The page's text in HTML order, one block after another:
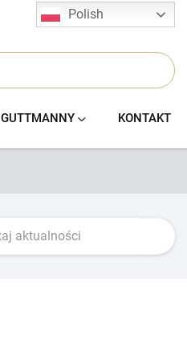
Polish
GUTTMANNY KONTAKT